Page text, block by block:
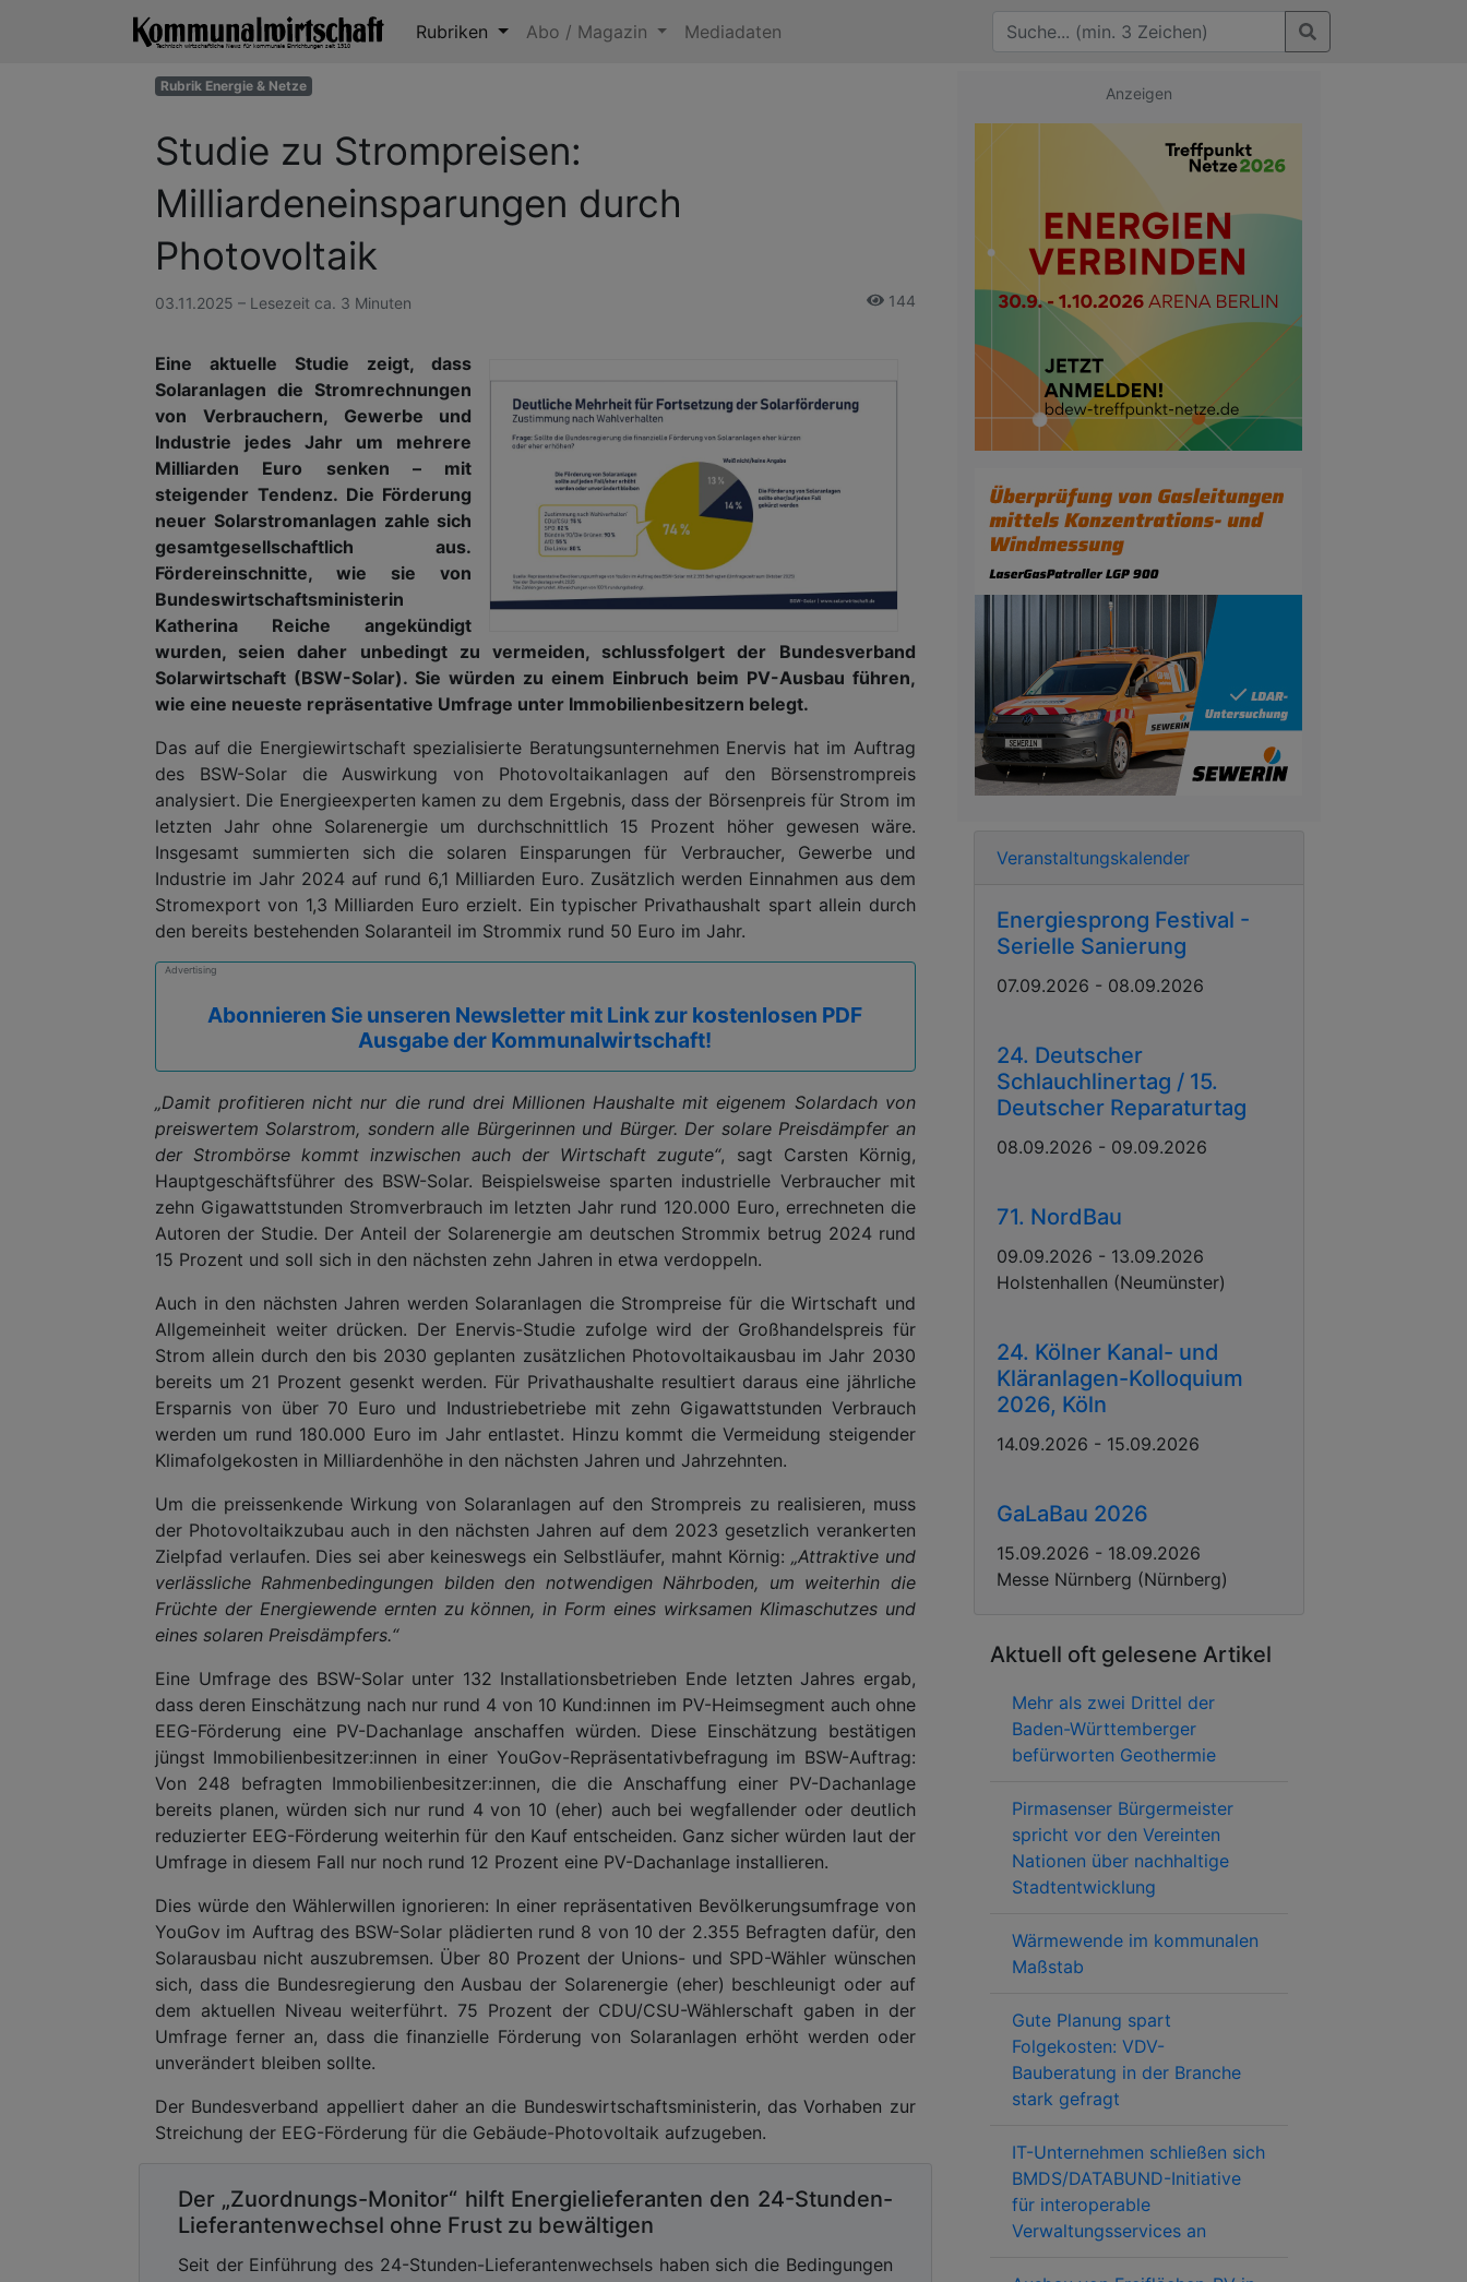
Rubriken Abo / Magazin Mediadaten
Rubrik Energie & Netze
Studie zu Strompreisen:
Milliardeneinsparungen durch
Photovoltaik
03.11.2025 – Lesezeit ca. 3 Minuten 144
Eine aktuelle Studie zeigt, dass
Solaranlagen die Stromrechnungen
von Verbrauchern, Gewerbe und
Industrie jedes Jahr um mehrere
Milliarden Euro senken – mit
steigender Tendenz. Die Förderung
neuer Solarstromanlagen zahle sich
gesamtgesellschaftlich aus.
Fördereinschnitte, wie sie von
Bundeswirtschaftsministerin
Katherina Reiche angekündigt
wurden, seien daher unbedingt zu vermeiden, schlussfolgert der Bundesverband
Solarwirtschaft (BSW-Solar). Sie würden zu einem Einbruch beim PV-Ausbau führen,
wie eine neueste repräsentative Umfrage unter Immobilienbesitzern belegt.
Das auf die Energiewirtschaft spezialisierte Beratungsunternehmen Enervis hat im Auftrag
des BSW-Solar die Auswirkung von Photovoltaikanlagen auf den Börsenstrompreis
analysiert. Die Energieexperten kamen zu dem Ergebnis, dass der Börsenpreis für Strom im
letzten Jahr ohne Solarenergie um durchschnittlich 15 Prozent höher gewesen wäre.
Insgesamt summierten sich die solaren Einsparungen für Verbraucher, Gewerbe und
Industrie im Jahr 2024 auf rund 6,1 Milliarden Euro. Zusätzlich werden Einnahmen aus dem
Stromexport von 1,3 Milliarden Euro erzielt. Ein typischer Privathaushalt spart allein durch
den bereits bestehenden Solaranteil im Strommix rund 50 Euro im Jahr.
Advertising
Abonnieren Sie unseren Newsletter mit Link zur kostenlosen PDF
Ausgabe der Kommunalwirtschaft!
„Damit profitieren nicht nur die rund drei Millionen Haushalte mit eigenem Solardach von
preiswertem Solarstrom, sondern alle Bürgerinnen und Bürger. Der solare Preisdämpfer an
der Strombörse kommt inzwischen auch der Wirtschaft zugute“, sagt Carsten Körnig,
Hauptgeschäftsführer des BSW-Solar. Beispielsweise sparten industrielle Verbraucher mit
zehn Gigawattstunden Stromverbrauch im letzten Jahr rund 120.000 Euro, errechneten die
Autoren der Studie. Der Anteil der Solarenergie am deutschen Strommix betrug 2024 rund
15 Prozent und soll sich in den nächsten zehn Jahren in etwa verdoppeln.
Auch in den nächsten Jahren werden Solaranlagen die Strompreise für die Wirtschaft und
Allgemeinheit weiter drücken. Der Enervis-Studie zufolge wird der Großhandelspreis für
Strom allein durch den bis 2030 geplanten zusätzlichen Photovoltaikausbau im Jahr 2030
bereits um 21 Prozent gesenkt werden. Für Privathaushalte resultiert daraus eine jährliche
Ersparnis von über 70 Euro und Industriebetriebe mit zehn Gigawattstunden Verbrauch
werden um rund 180.000 Euro im Jahr entlastet. Hinzu kommt die Vermeidung steigender
Klimafolgekosten in Milliardenhöhe in den nächsten Jahren und Jahrzehnten.
Um die preissenkende Wirkung von Solaranlagen auf den Strompreis zu realisieren, muss
der Photovoltaikzubau auch in den nächsten Jahren auf dem 2023 gesetzlich verankerten
Zielpfad verlaufen. Dies sei aber keineswegs ein Selbstläufer, mahnt Körnig: „Attraktive und
verlässliche Rahmenbedingungen bilden den notwendigen Nährboden, um weiterhin die
Früchte der Energiewende ernten zu können, in Form eines wirksamen Klimaschutzes und
eines solaren Preisdämpfers.“
Eine Umfrage des BSW-Solar unter 132 Installationsbetrieben Ende letzten Jahres ergab,
dass deren Einschätzung nach nur rund 4 von 10 Kund:innen im PV-Heimsegment auch ohne
EEG-Förderung eine PV-Dachanlage anschaffen würden. Diese Einschätzung bestätigen
jüngst Immobilienbesitzer:innen in einer YouGov-Repräsentativbefragung im BSW-Auftrag:
Von 248 befragten Immobilienbesitzer:innen, die die Anschaffung einer PV-Dachanlage
bereits planen, würden sich nur rund 4 von 10 (eher) auch bei wegfallender oder deutlich
reduzierter EEG-Förderung weiterhin für den Kauf entscheiden. Ganz sicher würden laut der
Umfrage in diesem Fall nur noch rund 12 Prozent eine PV-Dachanlage installieren.
Dies würde den Wählerwillen ignorieren: In einer repräsentativen Bevölkerungsumfrage von
YouGov im Auftrag des BSW-Solar plädierten rund 8 von 10 der 2.355 Befragten dafür, den
Solarausbau nicht auszubremsen. Über 80 Prozent der Unions- und SPD-Wähler wünschen
sich, dass die Bundesregierung den Ausbau der Solarenergie (eher) beschleunigt oder auf
dem aktuellen Niveau weiterführt. 75 Prozent der CDU/CSU-Wählerschaft gaben in der
Umfrage ferner an, dass die finanzielle Förderung von Solaranlagen erhöht werden oder
unverändert bleiben sollte.
Der Bundesverband appelliert daher an die Bundeswirtschaftsministerin, das Vorhaben zur
Streichung der EEG-Förderung für die Gebäude-Photovoltaik aufzugeben.
Der „Zuordnungs-Monitor“ hilft Energielieferanten den 24-Stunden-
Lieferantenwechsel ohne Frust zu bewältigen
Seit der Einführung des 24-Stunden-Lieferantenwechsels haben sich die Bedingungen
Anzeigen
Veranstaltungskalender
Energiesprong Festival -
Serielle Sanierung
07.09.2026 - 08.09.2026
24. Deutscher
Schlauchlinertag / 15.
Deutscher Reparaturtag
08.09.2026 - 09.09.2026
71. NordBau
09.09.2026 - 13.09.2026
Holstenhallen (Neumünster)
24. Kölner Kanal- und
Kläranlagen-Kolloquium
2026, Köln
14.09.2026 - 15.09.2026
GaLaBau 2026
15.09.2026 - 18.09.2026
Messe Nürnberg (Nürnberg)
Aktuell oft gelesene Artikel
Mehr als zwei Drittel der
Baden-Württemberger
befürworten Geothermie
Pirmasenser Bürgermeister
spricht vor den Vereinten
Nationen über nachhaltige
Stadtentwicklung
Wärmewende im kommunalen
Maßstab
Gute Planung spart
Folgekosten: VDV-
Bauberatung in der Branche
stark gefragt
IT-Unternehmen schließen sich
BMDS/DATABUND-Initiative
für interoperable
Verwaltungsservices an